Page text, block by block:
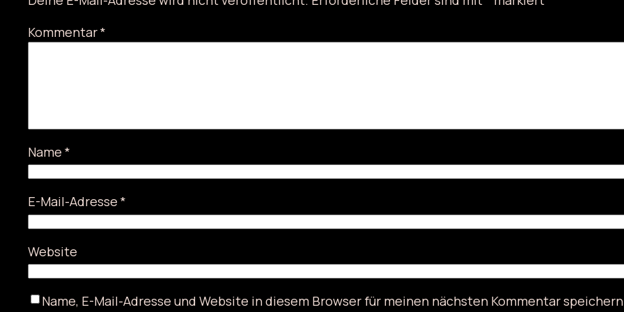
Kommentar*
Name *
E-Mail-Adresse *
Website
Name, E-Mail-Adresse und Website in diesem Browser für meinen nächsten Kommentar